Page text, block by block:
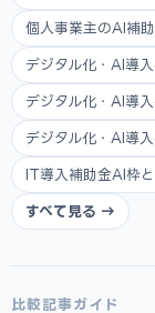
個人事業主のAI補
デジタル化・AI導
デジタル化・AI導
デジタル化・AI導
IT導入補助金AI枠
すべて見る →
比較記事ガイド